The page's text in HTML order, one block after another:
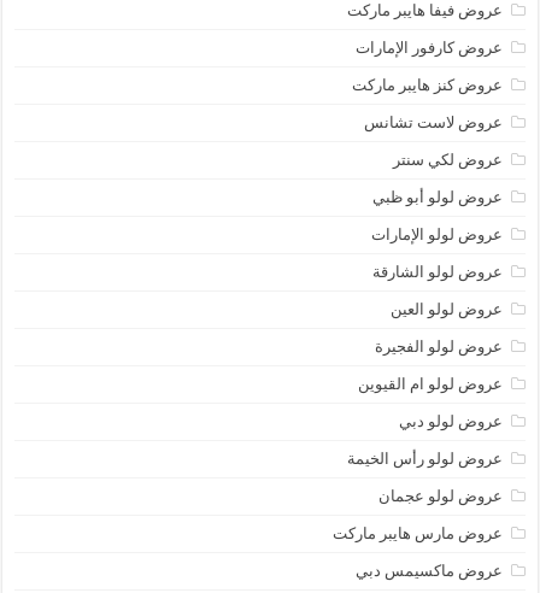
عروض فيفا هايبر ماركت
عروض كارفور الإمارات
عروض كنز هايبر ماركت
عروض لاست تشانس
عروض لكي سنتر
عروض لولو أبو ظبي
عروض لولو الإمارات
عروض لولو الشارقة
عروض لولو العين
عروض لولو الفجيرة
عروض لولو ام القيوين
عروض لولو دبي
عروض لولو رأس الخيمة
عروض لولو عجمان
عروض مارس هايبر ماركت
عروض ماكسيمس دبي